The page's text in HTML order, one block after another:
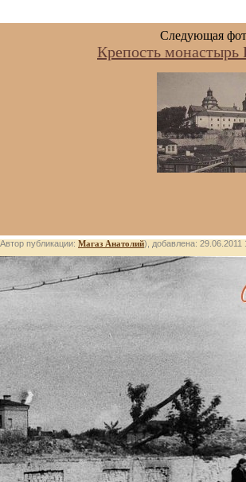
Следующая
Крепость монастырь
публикации: Магаз Анатолий), добавлена: 29.06.2011